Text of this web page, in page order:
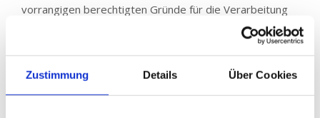
Zustimmung Details Über Cookies
vorrangigen berechtigten Gründe für die Verarbeitung
vor, oder die betroffene Person legt im Falle von
Direktwerbung und damit verbundenem Profiling
Die personenbezogenen Daten wurden unrechtmässig
verarbeitet